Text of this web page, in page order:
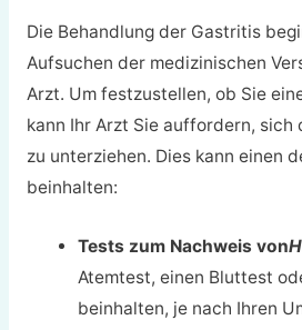
Die Behandlung der Gastritis
Aufsuchen der medizinischen
Arzt. Um festzustellen, ob Sie
kann Ihr Arzt Sie auffordern, sich
zu unterziehen. Dies kann einen
beinhalten:
Tests zum Nachweis von
Atemtest, einen Bluttest
beinhalten, je nach Ihren